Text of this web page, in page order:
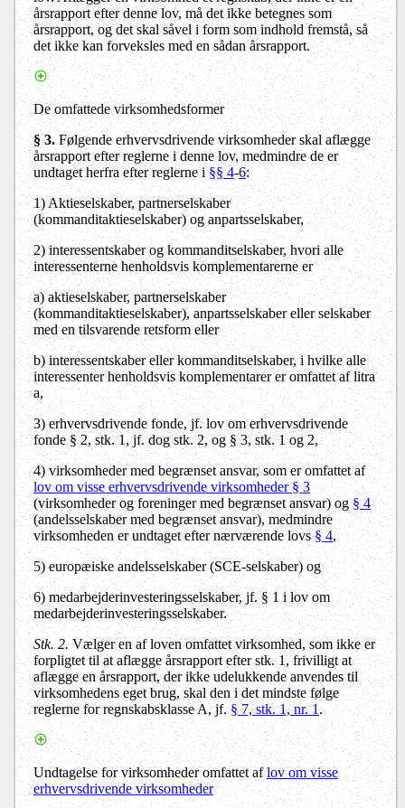
årsrapport efter denne lov, må det ikke betegnes som
årsrapport, og det skal såvel i form som indhold fremstå, så
det ikke kan forveksles med en sådan årsrapport.
De omfattede virksomhedsformer
§ 3.Følgende erhvervsdrivende virksomheder skal aflægge
årsrapport efter reglerne i denne lov, medmindre de er
undtaget herfra efter reglerne i§§ 4-6:
1) Aktieselskaber, partnerselskaber
(kommanditaktieselskaber) og anpartsselskaber,
2) interessentskaber og kommanditselskaber, hvori alle
interessenterne henholdsvis komplementarerne er
a) aktieselskaber, partnerselskaber
(kommanditaktieselskaber), anpartsselskaber eller selskaber
med en tilsvarende retsform eller
b) interessentskaber eller kommanditselskaber, i hvilke alle
interessenter henholdsvis komplementarer er omfattet af litra
a,
3) erhvervsdrivende fonde, jf. lov om erhvervsdrivende
fonde § 2, stk. 1, jf. dog stk. 2, og § 3, stk. 1 og 2,
4) virksomheder med begrænset ansvar, som er omfattet af
lov om visse erhvervsdrivende virksomheder § 3
(virksomheder og foreninger med begrænset ansvar) og§ 4
(andelsselskaber med begrænset ansvar), medmindre
virksomheden er undtaget efter nærværende lovs§ 4,
5) europæiske andelsselskaber (SCE-selskaber) og
6) medarbejderinvesteringsselskaber, jf. § 1 i lov om
medarbejderinvesteringsselskaber.
Stk. 2. Vælger en af loven omfattet virksomhed, som ikke er
forpligtet til at aflægge årsrapport efter stk. 1, frivilligt at
aflægge en årsrapport, der ikke udelukkende anvendes til
virksomhedens eget brug, skal den i det mindste følge
reglerne for regnskabsklasse A, jf. § 7, stk. 1, nr. 1.
Undtagelse for virksomheder omfattet aflov om visse
erhvervsdrivende virksomheder